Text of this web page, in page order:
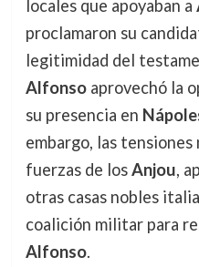
locales que apoyaban a
proclamaron su
legitimidad del
Alfonsoaprovechó la
su presencia en
embargo, las tensiones
fuerzas de losAnjou,
otras casas nobles
coalición militar para
Alfonso.